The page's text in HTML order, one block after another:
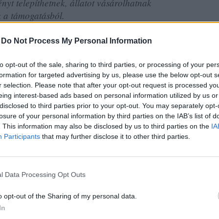
Do Not Process My Personal Information
opt-out of the sale, sharing to third parties, or processing of your
for targeted advertising by us, please use the below opt-out
selection. Please note that after your opt-out request is processed
interest-based ads based on personal information utilized by us
to third parties prior to your opt-out. You may separately
of your personal information by third parties on the IAB’s list of
This information may also be disclosed by us to third parties on the
Participants that may further disclose it to other third parties.
Data Processing Opt Outs
opt-out of the Sharing of my personal data.
a támogatásból.
tanyás külterületen lehet pályázni
termelők jövedelemszerzését és gazdasági több
meghatározott üzemméretű őstermelők,
és szociális szövetkezetek nyújthatnak be,
utóbbiak esetén székhelye már a támogatási
térségben volt. Tehát 10 ezer fő alatti településen,
- írták.
5 évre nyújtott egyösszegű átalány jellegű
hogy 75 százalék kiutalása már a támogató okirat